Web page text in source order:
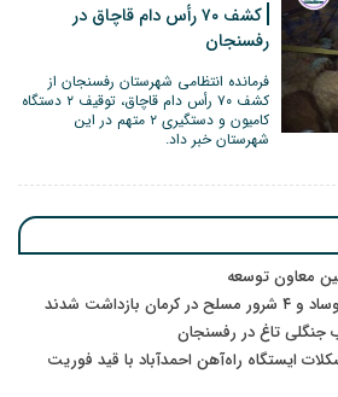
کشف ۷۰ رأس دام قاچاق در
رفسنجان
فرمانده انتظامی شهرستان رفسنجان از
کشف ۷۰ رأس دام قاچاق، توقیف ۲ دستگاه
کامیون و دستگیری ۲ متهم در این
شهرستان خبر داد.
معاون توسعه
تاغ در رفسنجان
ایستگاه راه‌آهن احمدآباد با قید فوریت